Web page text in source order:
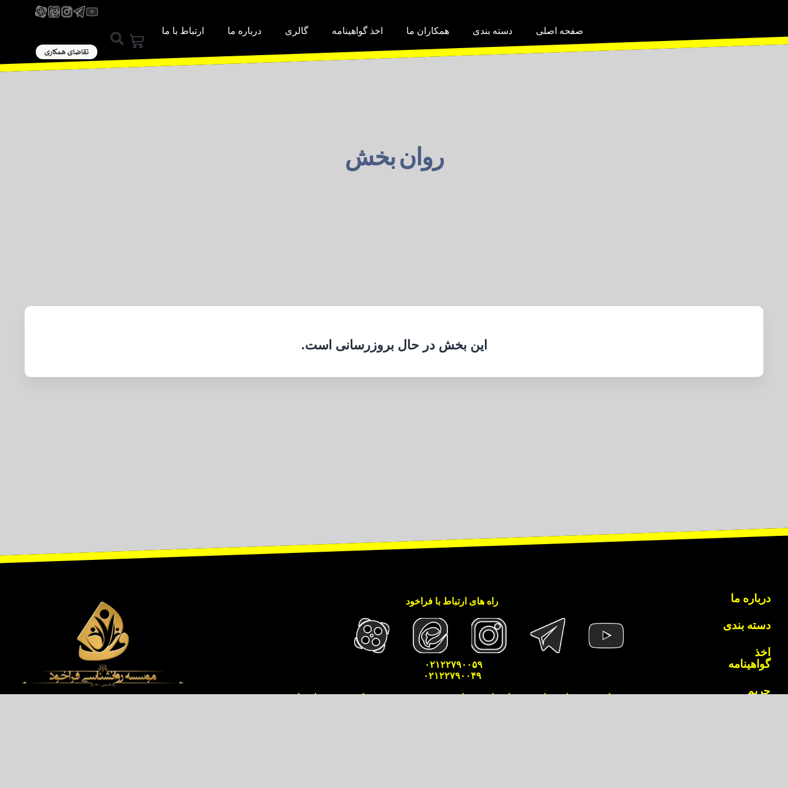
صفحه اصلی دسته بندی همکاران ما اخذ گواهینامه گالری درباره ما ارتباط با ما
روان بخش
این بخش در حال بروزرسانی است.
درباره ما
دسته بندی
اخذ
گواهینامه
حریم
راه های ارتباط با فراخود
۰۲۱۲۲۷۹۰۰۵۹
۰۲۱۲۲۷۹۰۰۴۹
تمامی حقوق این سایت به روانشناسی فراخود به سرپرستی مسعود کرم بخش تعلق دارد.